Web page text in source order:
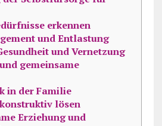
erkennen
und Entlastung
und Vernetzung
gemeinsame
in der Familie
lösen
Erziehung und